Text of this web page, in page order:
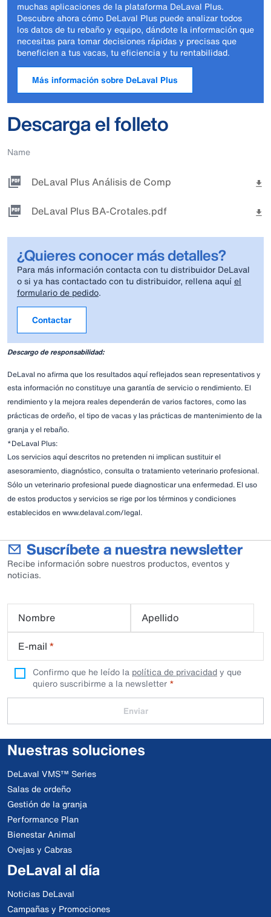
muchas aplicaciones de la plataforma DeLaval Plus.
Descubre ahora cómo DeLaval Plus puede analizar todos
los datos de tu rebaño y equipo, dándote la información que
necesitas para tomar decisiones rápidas y precisas que
beneficien a tus vacas, tu eficiencia y tu rentabilidad.
Más información sobre DeLaval Plus
Descarga el folleto
Name
DeLaval Plus Análisis de Comportamiento.pdf
DeLaval Plus BA-Crotales.pdf
¿Quieres conocer más detalles?
Para más información contacta con tu distribuidor DeLaval
o si ya has contactado con tu distribuidor, rellena aquíel
formulario de pedido.
Contactar
Descargo de responsabilidad:
DeLaval no afirma que los resultados aquí reflejados sean representativos y
esta información no constituye una garantía de servicio o rendimiento. El
rendimiento y la mejora reales dependerán de varios factores, como las
prácticas de ordeño, el tipo de vacas y las prácticas de mantenimiento de la
granja y el rebaño.
*DeLaval Plus:
Los servicios aquí descritos no pretenden ni implican sustituir el
asesoramiento, diagnóstico, consulta o tratamiento veterinario profesional.
Sólo un veterinario profesional puede diagnosticar una enfermedad. El uso
de estos productos y servicios se rige por los términos y condiciones
establecidos en www.delaval.com/legal.
Suscríbete a nuestra newsletter
Recibe información sobre nuestros productos, eventos y
noticias.
Nombre
Apellido
E-mail *
Confirmo que he leído la política de privacidady que
quiero suscribirme a la newsletter
Enviar
Nuestras soluciones
DeLaval VMS™ Series
Salas de ordeño
Gestión de la granja
Performance Plan
Bienestar Animal
Ovejas y Cabras
DeLaval al día
Noticias DeLaval
Campañas y Promociones